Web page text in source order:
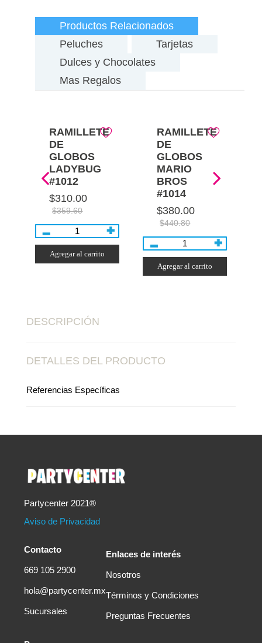
Productos Relacionados
Peluches
Tarjetas
Dulces y Chocolates
Mas Regalos
RAMILLETE
DE
GLOBOS
LADYBUG
#1012
$310.00
$359.60
Agregar al carrito
RAMILLETE
DE
GLOBOS
MARIO
BROS
#1014
$380.00
$440.80
Agregar al carrito
DESCRIPCIÓN
DETALLES DEL PRODUCTO
Referencias Específicas
Partycenter 2021®
Aviso de Privacidad
Contacto
669 105 2900
hola@partycenter.mx
Sucursales
Enlaces de interés
Nosotros
Términos y Condiciones
Preguntas Frecuentes